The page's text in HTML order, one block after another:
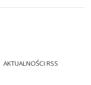
AKTUALNOŚCI RSS